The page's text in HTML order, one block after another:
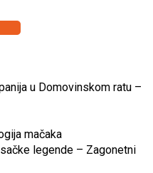
Pretraži
u Domovinskom ratu –
mačaka
legende – Zagonetni